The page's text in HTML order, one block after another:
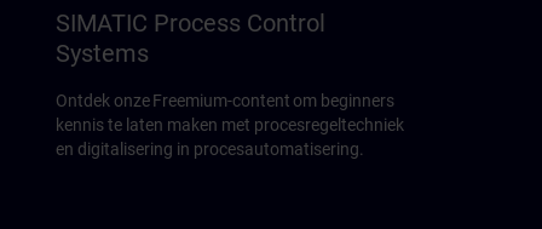
SIMATIC Process Control
Systems
Ontdek onze Freemium-content om beginners
kennis te laten maken met procesregeltechniek
en digitalisering in procesautomatisering.